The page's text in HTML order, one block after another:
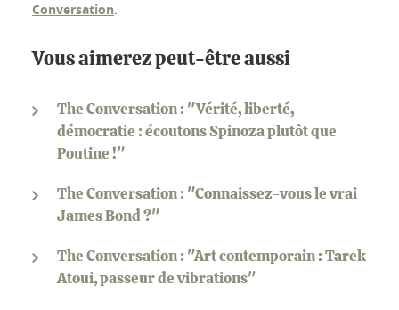
Conversation.
Vous aimerez peut-être aussi
The Conversation : "Vérité, liberté,
démocratie : écoutons Spinoza plutôt que
Poutine !"
The Conversation : "Connaissez-vous le vrai
James Bond ?"
The Conversation : "Art contemporain : Tarek
Atoui, passeur de vibrations"